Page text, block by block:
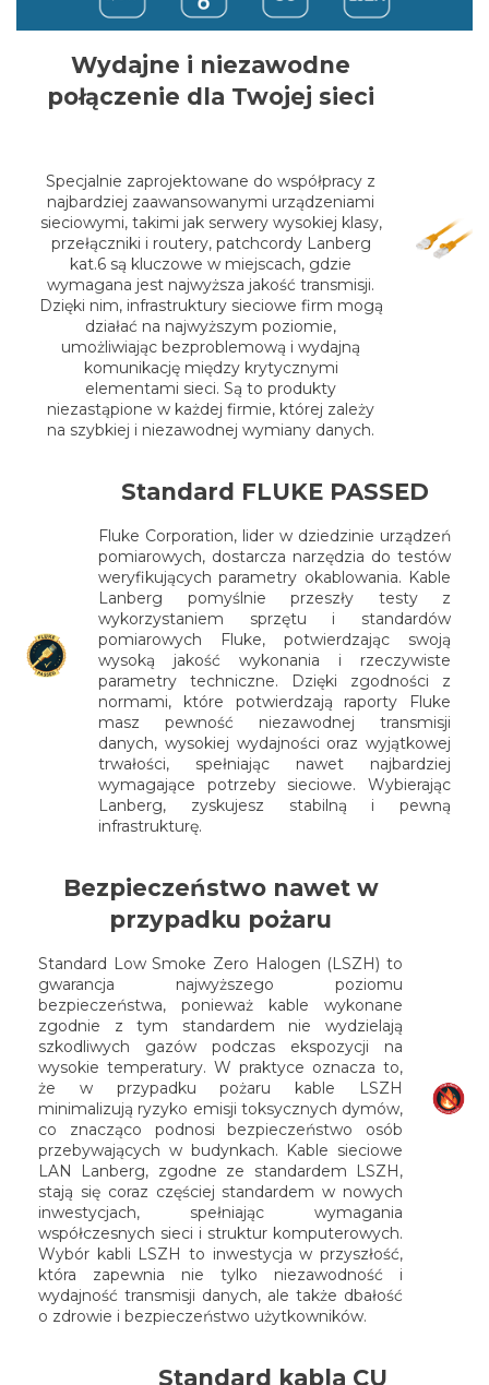
Wydajne i niezawodne
połączenie dla Twojej sieci
Specjalnie zaprojektowane do współpracy z
najbardziej zaawansowanymi urządzeniami
sieciowymi, takimi jak serwery wysokiej klasy,
przełączniki i routery, patchcordy Lanberg
kat.6 są kluczowe w miejscach, gdzie
wymagana jest najwyższa jakość transmisji.
Dzięki nim, infrastruktury sieciowe firm mogą
działać na najwyższym poziomie,
umożliwiając bezproblemową i wydajną
komunikację między krytycznymi
elementami sieci. Są to produkty
niezastąpione w każdej firmie, której zależy
na szybkiej i niezawodnej wymiany danych.
Standard FLUKE PASSED
Fluke Corporation, lider w dziedzinie urządzeń
pomiarowych, dostarcza narzędzia do testów
weryfikujących parametry okablowania. Kable
Lanberg pomyślnie przeszły testy z
wykorzystaniem sprzętu i standardów
pomiarowych Fluke, potwierdzając swoją
wysoką jakość wykonania i rzeczywiste
parametry techniczne. Dzięki zgodności z
normami, które potwierdzają raporty Fluke
masz pewność niezawodnej transmisji
danych, wysokiej wydajności oraz wyjątkowej
trwałości, spełniając nawet najbardziej
wymagające potrzeby sieciowe. Wybierając
Lanberg, zyskujesz stabilną i pewną
infrastrukturę.
Bezpieczeństwo nawet w
przypadku pożaru
Standard Low Smoke Zero Halogen (LSZH) to
gwarancja najwyższego poziomu
bezpieczeństwa, ponieważ kable wykonane
zgodnie z tym standardem nie wydzielają
szkodliwych gazów podczas ekspozycji na
wysokie temperatury. W praktyce oznacza to,
że w przypadku pożaru kable LSZH
minimalizują ryzyko emisji toksycznych dymów,
co znacząco podnosi bezpieczeństwo osób
przebywających w budynkach. Kable sieciowe
LAN Lanberg, zgodne ze standardem LSZH,
stają się coraz częściej standardem w nowych
inwestycjach, spełniając wymagania
współczesnych sieci i struktur komputerowych.
Wybór kabli LSZH to inwestycja w przyszłość,
która zapewnia nie tylko niezawodność i
wydajność transmisji danych, ale także dbałość
o zdrowie i bezpieczeństwo użytkowników.
Standard kabla CU